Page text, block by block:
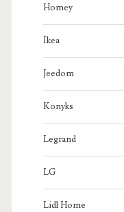
Homey
Ikea
Jeedom
Konyks
Legrand
LG
Lidl Home